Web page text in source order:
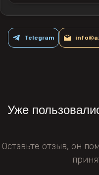
Telegram
Уже
Оставьте отзыв, он